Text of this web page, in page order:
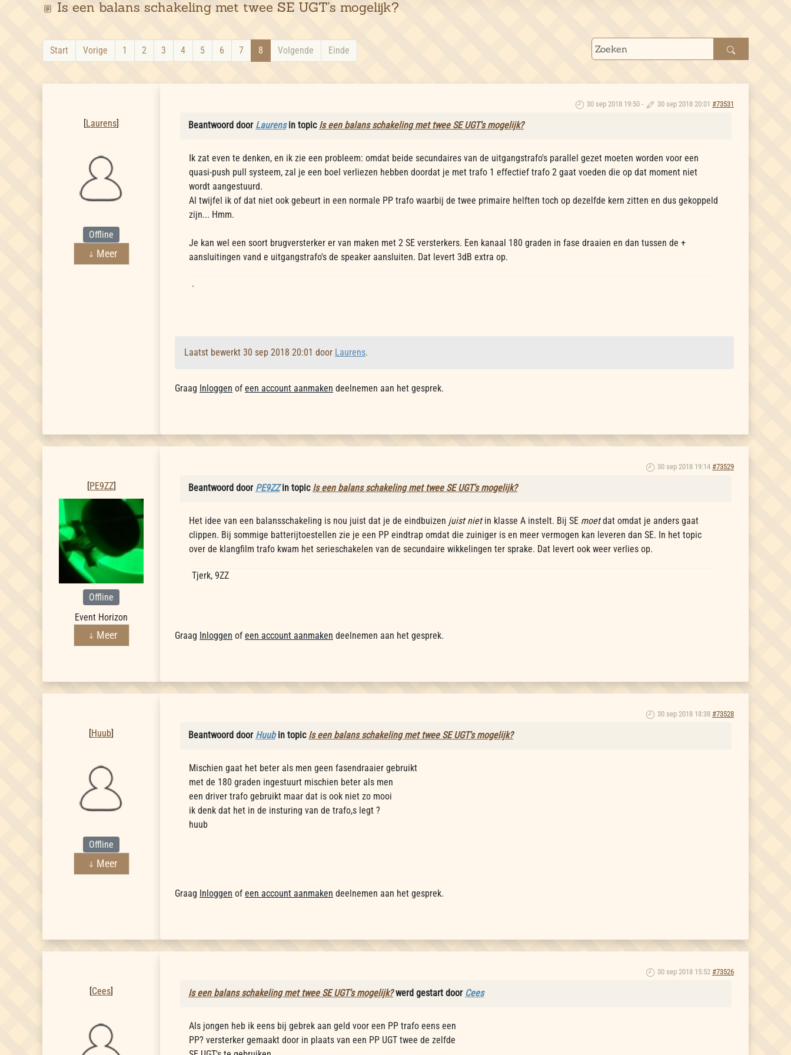
Is een balans schakeling met twee SE UGT's mogelijk?
Start Vorige 1 2 3 4 5 6 7 8 Volgende Einde
[Laurens]
Offline
Meer
30 sep 2018 19:50 - 30 sep 2018 20:01 #73531
Beantwoord door Laurensin topic Is een balans schakeling met twee SE UGT's mogelijk?
Ik zat even te denken, en ik zie een probleem: omdat beide secundaires van de uitgangstrafo's parallel gezet moeten worden voor een
quasi-push pull systeem, zal je een boel verliezen hebben doordat je met trafo 1 effectief trafo 2 gaat voeden die op dat moment niet
wordt aangestuurd.
Al twijfel ik of dat niet ook gebeurt in een normale PP trafo waarbij de twee primaire helften toch op dezelfde kern zitten en dus gekoppeld
zijn... Hmm.
Je kan wel een soort brugversterker er van maken met 2 SE versterkers. Een kanaal 180 graden in fase draaien en dan tussen de +
aansluitingen vand e uitgangstrafo's de speaker aansluiten. Dat levert 3dB extra op.
.
Laatst bewerkt 30 sep 2018 20:01 door Laurens.
Graag Inloggen of een account aanmaken deelnemen aan het gesprek.
[PE9ZZ]
Offline
Event Horizon
Meer
30 sep 2018 19:14 #73529
Beantwoord door PE9ZZin topic Is een balans schakeling met twee SE UGT's mogelijk?
Het idee van een balansschakeling is nou juist dat je de eindbuizen juist nietin klasse A instelt. Bij SE moetdat omdat je anders gaat
clippen. Bij sommige batterijtoestellen zie je een PP eindtrap omdat die zuiniger is en meer vermogen kan leveren dan SE. In het topic
over de klangfilm trafo kwam het serieschakelen van de secundaire wikkelingen ter sprake. Dat levert ook weer verlies op.
Tjerk, 9ZZ
Graag Inloggen of een account aanmaken deelnemen aan het gesprek.
[Huub]
Offline
Meer
30 sep 2018 18:38 #73528
Beantwoord door Huubin topic Is een balans schakeling met twee SE UGT's mogelijk?
Mischien gaat het beter als men geen fasendraaier gebruikt
met de 180 graden ingestuurt mischien beter als men
een driver trafo gebruikt maar dat is ook niet zo mooi
ik denk dat het in de insturing van de trafo,s legt ?
huub
Graag Inloggen of een account aanmaken deelnemen aan het gesprek.
[Cees]
30 sep 2018 15:52 #73526
Is een balans schakeling met twee SE UGT's mogelijk?werd gestart door Cees
Als jongen heb ik eens bij gebrek aan geld voor een PP trafo eens een
PP? versterker gemaakt door in plaats van een PP UGT twee de zelfde